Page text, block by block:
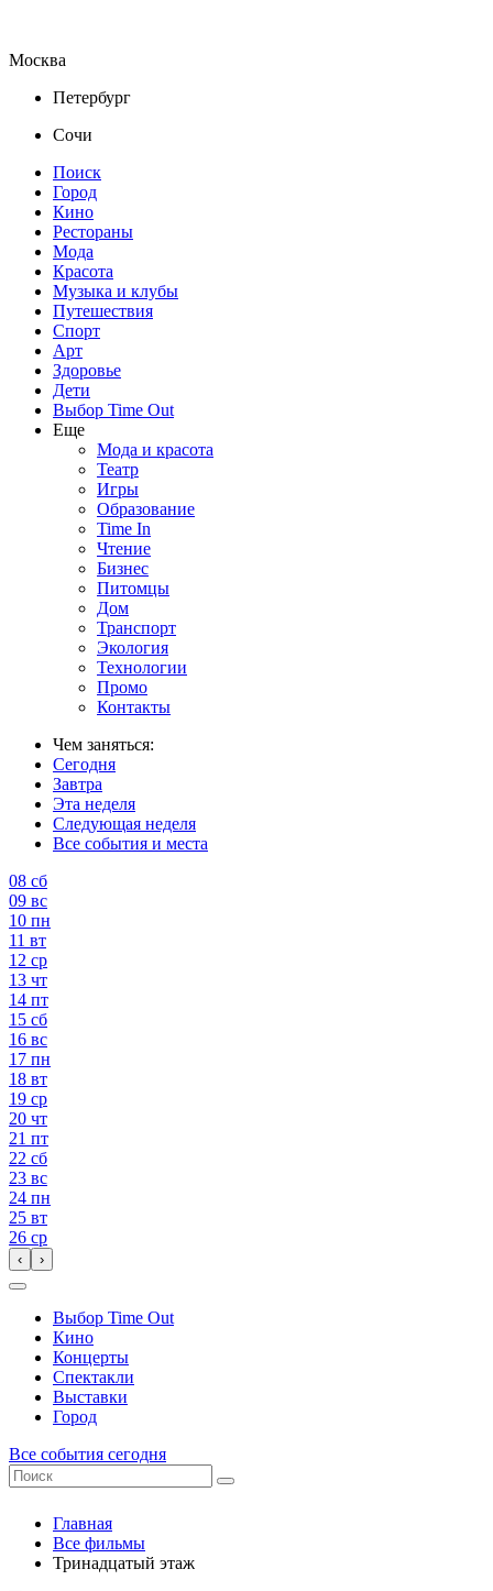
Москва
Петербург
Сочи
Поиск
Город
Кино
Рестораны
Мода
Красота
Музыка и клубы
Путешествия
Спорт
Арт
Здоровье
Дети
Выбор Time Out
Еще
Мода и красота
Театр
Игры
Образование
Time In
Чтение
Бизнес
Питомцы
Дом
Транспорт
Экология
Технологии
Промо
Контакты
Чем заняться:
Сегодня
Завтра
Эта неделя
Следующая неделя
Все события и места
08 сб
09 вс
10 пн
11 вт
12 ср
13 чт
14 пт
15 сб
16 вс
17 пн
18 вт
19 ср
20 чт
21 пт
22 сб
23 вс
24 пн
25 вт
26 ср
‹ ›
Выбор Time Out
Кино
Концерты
Спектакли
Выставки
Город
Все события сегодня
Главная
Все фильмы
Тринадцатый этаж